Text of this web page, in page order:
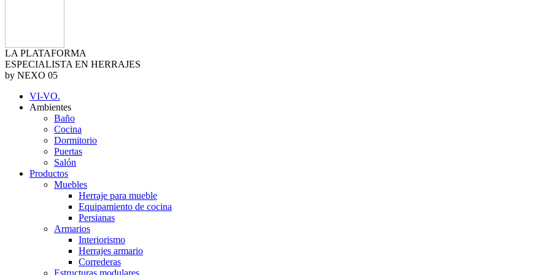
LA PLATAFORMA
ESPECIALISTA EN HERRAJES
by NEXO 05
VI-VO.
Ambientes
Baño
Cocina
Dormitorio
Puertas
Salón
Productos
Muebles
Herraje para mueble
Equipamiento de cocina
Persianas
Armarios
Interiorismo
Herrajes armario
Correderas